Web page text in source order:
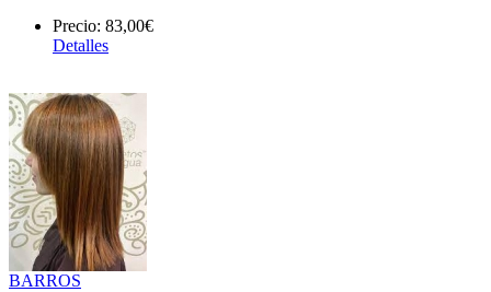
Precio: 83,00€
Detalles
BARROS